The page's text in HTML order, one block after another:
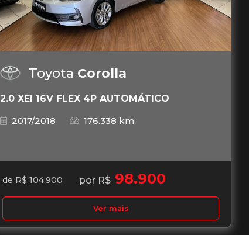
Toyota Corolla
2.0 XEI 16V FLEX 4P AUTOMÁTICO
2017/2018
176.338 km
de R$ 104.900 por R$ 98.900
Ver mais